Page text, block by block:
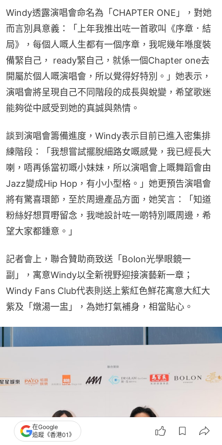
Windy透露演唱會命名為「CHAPTER ONE」，對她
而言別具意義：「上年我推出咗一首歌叫《序章．結
局》，每個人嘅人生都有一個序章，我呢幾年喺度裝
備緊自己， ready緊自己，就係一個Chapter one去
開屬於個人嘅演唱會，所以覺得好特別。」她表示，
演唱會將呈現自己不同階段的成長與蛻變，希望歌迷
能夠從中感受到她的真誠與熱情。
談到演唱會籌備進度，Windy表示目前已進入密集排
練階段：「我想嘗試擺脫細路女嘅感覺，我已經長大
喇，唔再係當初嘅小妹妹，所以演唱會上嘅舞蹈會由
Jazz變成Hip Hop，有小小型格。」她更預告演唱會
將有驚喜環節，至於周邊產品方面，她笑言：「知道
粉絲好想買嘢留念，我哋設計咗一啲特別嘅周邊，希
望大家都鍾意。」
記者會上，聯合贊助商致送「Bolon光學眼鏡一
副」，寓意Windy以全新視野迎接演藝新一章；
Windy Fans Club代表則送上紫紅色鮮花寓意大紅大
紫及「燉湯一盅」，為她打氣補身，相當貼心。
在Google
追蹤《香港01》